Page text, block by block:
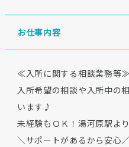
お仕事内容
≪入所に関する相談業務等≫
入所希望の相談や入所中の
います♪
未経験もＯＫ！湯河原駅よ
＼サポートがあるから安心／